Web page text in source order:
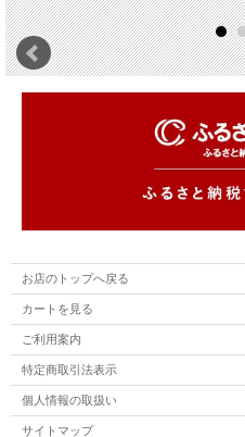
お店のトップへ戻る
カートを見る
ご利用案内
特定商取引法表示
個人情報の取扱い
サイトマップ